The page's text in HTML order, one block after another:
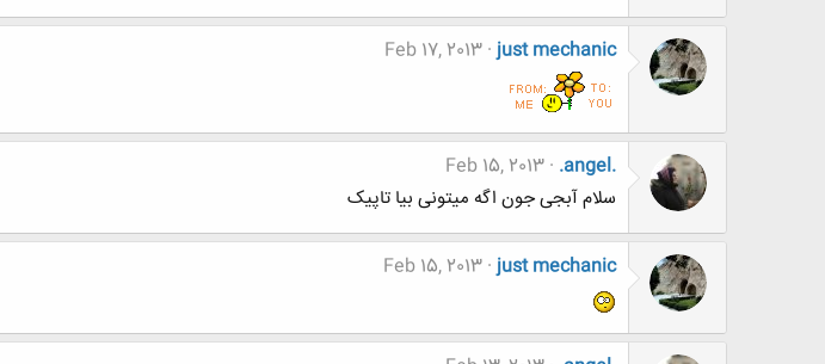
just mechanic
Feb 17, 2013
.angel.
Feb 15, 2013
سلام آبجی جون اگه میتونی بیا تاپیک
just mechanic
Feb 15, 2013